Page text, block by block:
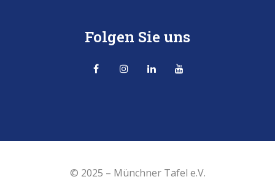
Folgen Sie uns
© 2025 – Münchner Tafel e.V.